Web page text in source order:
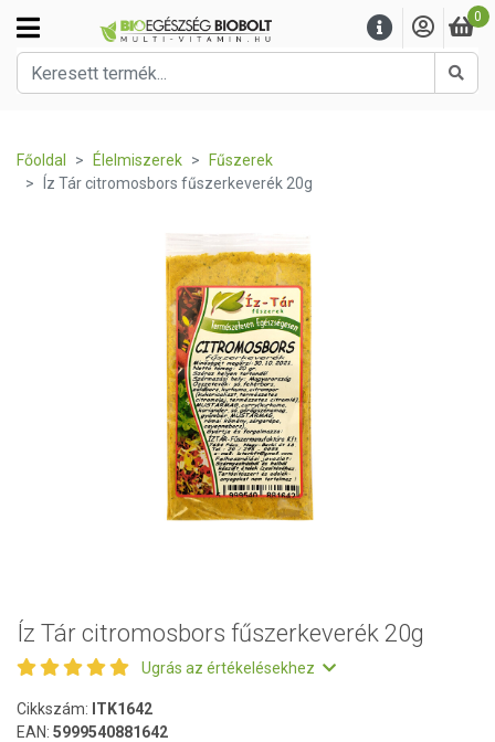
0
Főoldal Élelmiszerek
Fűszerek
Íz Tár citromosbors fűszerkeverék 20g
Íz Tár citromosbors fűszerkeverék 20g
Ugrás az értékelésekhez
Cikkszám: ITK1642
EAN: 5999540881642